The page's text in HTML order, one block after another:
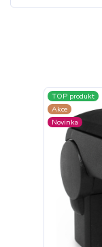
TOP produkt
Akce
Novinka